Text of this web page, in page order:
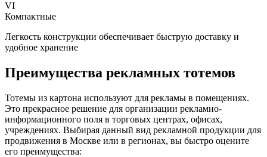
VI
Компактные
Легкость конструкции обеспечивает быструю доставку и
удобное хранение
Преимущества рекламных тотемов
Тотемы из картона используют для рекламы в помещениях.
Это прекрасное решение для организации рекламно-
информационного поля в торговых центрах, офисах,
учреждениях. Выбирая данный вид рекламной продукции для
продвижения в Москве или в регионах, вы быстро оцените
его преимущества: